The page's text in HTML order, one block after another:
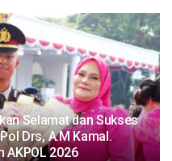
Selamat dan Sukses
Drs, A.M Kamal.
AKPOL 2026